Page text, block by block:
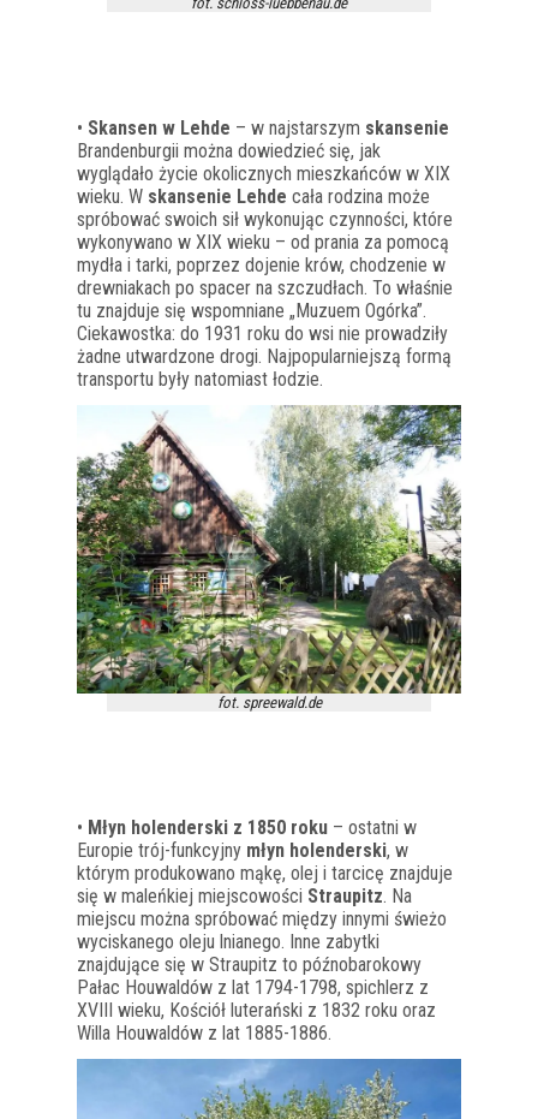
• Skansen w Lehde – w najstarszym skansenie
Brandenburgii można dowiedzieć się, jak
wyglądało życie okolicznych mieszkańców w XIX
wieku. W skansenie Lehde cała rodzina może
spróbować swoich sił wykonując czynności, które
wykonywano w XIX wieku – od prania za pomocą
mydła i tarki, poprzez dojenie krów, chodzenie w
drewniakach po spacer na szczudłach. To właśnie
tu znajduje się wspomniane „Muzuem Ogórka”.
Ciekawostka: do 1931 roku do wsi nie prowadziły
żadne utwardzone drogi. Najpopularniejszą formą
transportu były natomiast łodzie.
fot. spreewald.de
• Młyn holenderski z 1850 roku – ostatni w
Europie trój-funkcyjny młyn holenderski, w
którym produkowano mąkę, olej i tarcicę znajduje
się w maleńkiej miejscowości Straupitz. Na
miejscu można spróbować między innymi świeżo
wyciskanego oleju lnianego. Inne zabytki
znajdujące się w Straupitz to późnobarokowy
Pałac Houwaldów z lat 1794-1798, spichlerz z
XVIII wieku, Kościół luterański z 1832 roku oraz
Willa Houwaldów z lat 1885-1886.